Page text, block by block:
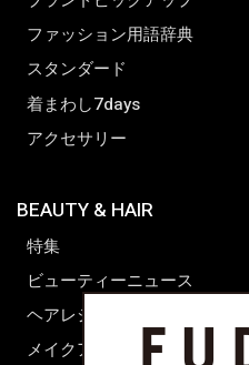
ファッション用語辞典
スタンダード
着まわし7days
アクセサリー
BEAUTY & HAIR
特集
ビューティーニュース
ヘアレシピ ストーリーズ
メイクアップティップス